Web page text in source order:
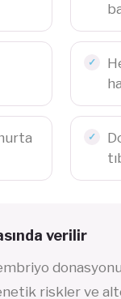
verilir
riskler ve